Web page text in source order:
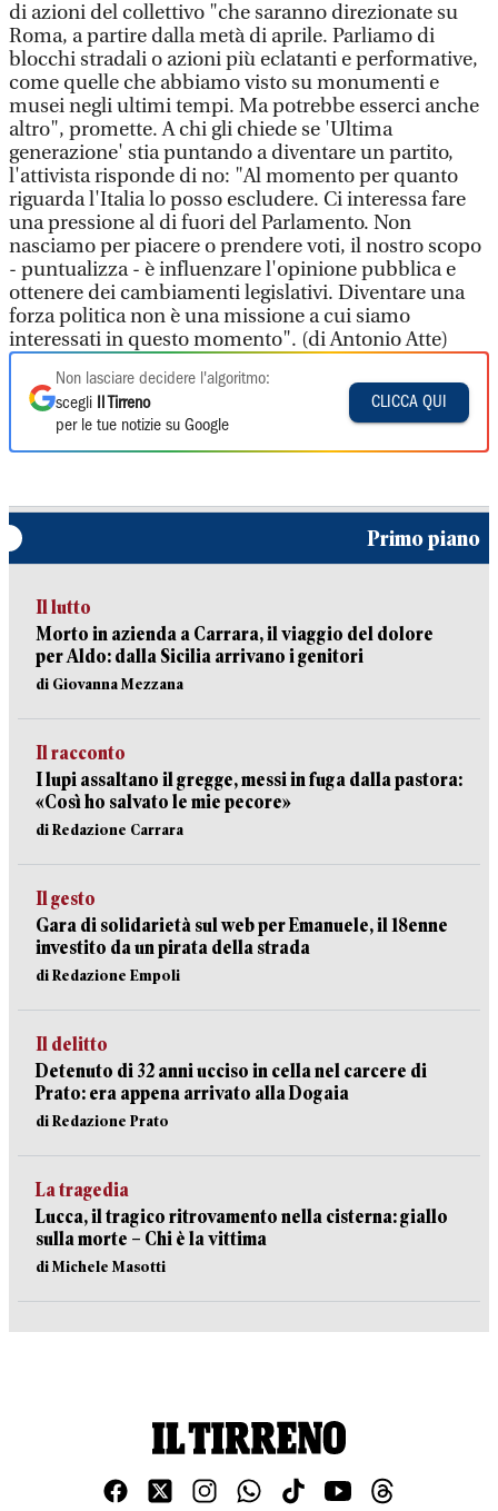
di azioni del collettivo "che saranno direzionate su
Roma, a partire dalla metà di aprile. Parliamo di
blocchi stradali o azioni più eclatanti e performative,
come quelle che abbiamo visto su monumenti e
musei negli ultimi tempi. Ma potrebbe esserci anche
altro", promette. A chi gli chiede se 'Ultima
generazione' stia puntando a diventare un partito,
l'attivista risponde di no: "Al momento per quanto
riguarda l'Italia lo posso escludere. Ci interessa fare
una pressione al di fuori del Parlamento. Non
nasciamo per piacere o prendere voti, il nostro scopo
- puntualizza - è influenzare l'opinione pubblica e
ottenere dei cambiamenti legislativi. Diventare una
forza politica non è una missione a cui siamo
interessati in questo momento". (di Antonio Atte)
Non lasciare decidere l'algoritmo:
scegli
Il Tirreno
per le tue notizie su Google
CLICCA QUI
Primo piano
Il lutto
Morto in azienda a Carrara, il viaggio del dolore
per Aldo: dalla Sicilia arrivano i genitori
di Giovanna Mezzana
Il racconto
I lupi assaltano il gregge, messi in fuga dalla pastora:
«Così ho salvato le mie pecore»
di Redazione Carrara
Il gesto
Gara di solidarietà sul web per Emanuele, il 18enne
investito da un pirata della strada
di Redazione Empoli
Il delitto
Detenuto di 32 anni ucciso in cella nel carcere di
Prato: era appena arrivato alla Dogaia
di Redazione Prato
La tragedia
Lucca, il tragico ritrovamento nella cisterna: giallo
sulla morte – Chi è la vittima
di Michele Masotti